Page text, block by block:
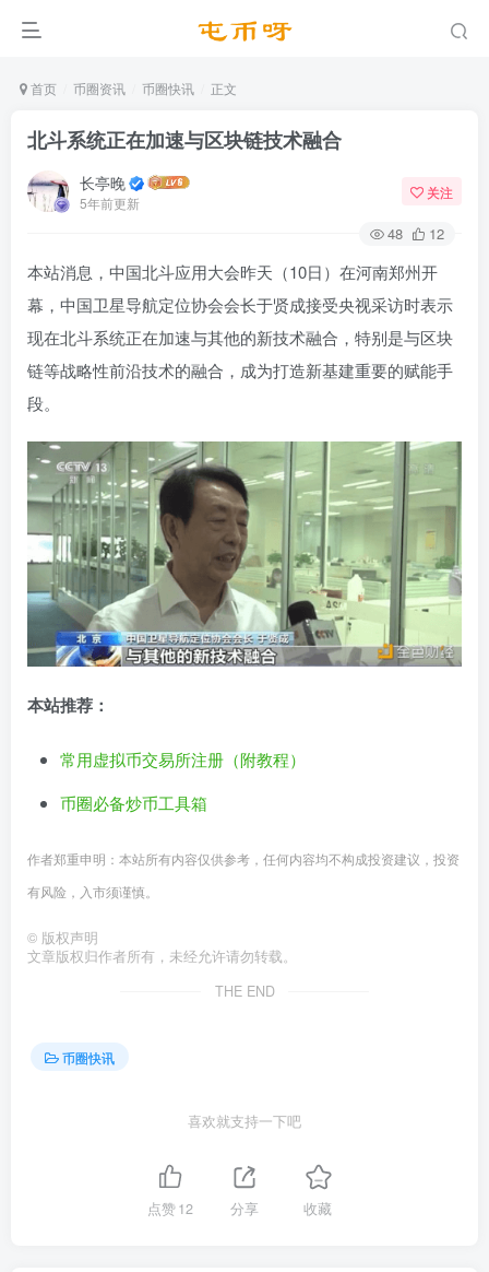
首页 币圈资讯 币圈快讯 正文
北斗系统正在加速与区块链技术融合
长亭晚
5年前更新
关注
48 12
本站消息，中国北斗应用大会昨天（10日）在河南郑州开
幕，中国卫星导航定位协会会长于贤成接受央视采访时表示
现在北斗系统正在加速与其他的新技术融合，特别是与区块
链等战略性前沿技术的融合，成为打造新基建重要的赋能手
段。
本站推荐：
常用虚拟币交易所注册（附教程）
币圈必备炒币工具箱
作者郑重申明：本站所有内容仅供参考，任何内容均不构成投资建议，投资
有风险，入市须谨慎。
© 版权声明
文章版权归作者所有，未经允许请勿转载。
THE END
币圈快讯
喜欢就支持一下吧
点赞12 分享 收藏